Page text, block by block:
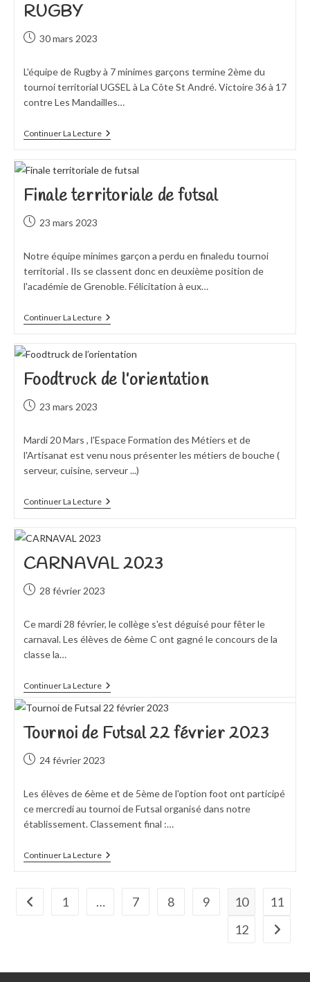
RUGBY
Publication
30 mars 2023
L'équipe de Rugby à 7 minimes garçons termine 2ème du
tournoi territorial UGSEL à La Côte St André. Victoire 36 à 17
contre Les Mandailles…
Continuer La LectureRUGBY
Finale territoriale de futsal
Publication
23 mars 2023
Notre équipe minimes garçon a perdu en finaledu tournoi
territorial . Ils se classent donc en deuxième position de
l'académie de Grenoble. Félicitation à eux…
Continuer La LectureFinale
Territoriale
Futsal
Foodtruck de l’orientation
Publication
23 mars 2023
Mardi 20 Mars , l'Espace Formation des Métiers et de
l'Artisanat est venu nous présenter les métiers de bouche (
serveur, cuisine, serveur ...)
Continuer La LectureFoodtruck
De
CARNAVAL 2023
Publication
28 février 2023
Ce mardi 28 février, le collège s'est déguisé pour fêter le
carnaval. Les élèves de 6ème C ont gagné le concours de la
classe la…
Continuer La LectureCARNAVAL
2023
Tournoi de Futsal 22 février 2023
Publication
24 février 2023
Les élèves de 6ème et de 5ème de l'option foot ont participé
ce mercredi au tournoi de Futsal organisé dans notre
établissement. Classement final :…
Continuer La LectureTournoi
De
2023
Go to the previous page
1 … 7 8 9 10
11
12
Aller à